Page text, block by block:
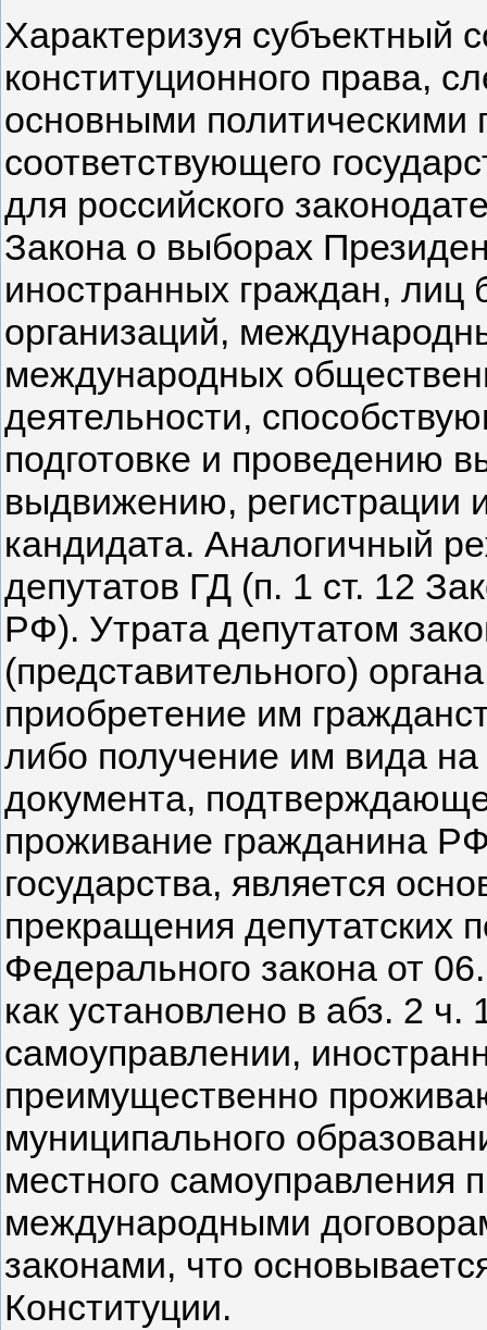
Характеризуя субъектный
конституционного права,
основными
соответствующего
для российского
Закона о выборах
иностранных граждан, лиц
организаций,
международных
деятельности,
подготовке и проведению
выдвижению, регистрации
кандидата. Аналогичный
депутатов ГД (п. 1 ст. 12
РФ). Утрата депутатом
(представительного)
приобретение им
либо получение им вида
документа,
проживание гражданина
государства, является
прекращения депутатских
Федерального закона от
как установлено в абз. 2
самоуправлении,
преимущественно
муниципального
местного самоуправления
международными
законами, что
Конституции.